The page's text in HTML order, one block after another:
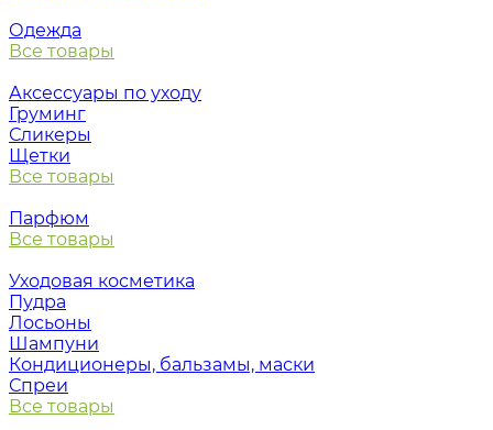
Одежда
Все товары
Аксессуары по уходу
Груминг
Сликеры
Щетки
Все товары
Парфюм
Все товары
Уходовая косметика
Пудра
Лосьоны
Шампуни
Кондиционеры, бальзамы, маски
Спреи
Все товары